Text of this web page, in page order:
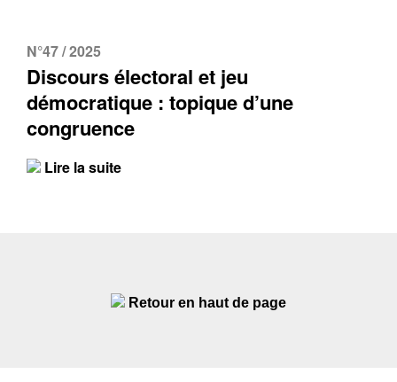
N°47 / 2025
Discours électoral et jeu
démocratique : topique d’une
congruence
Lire la suite
Retour en haut de page